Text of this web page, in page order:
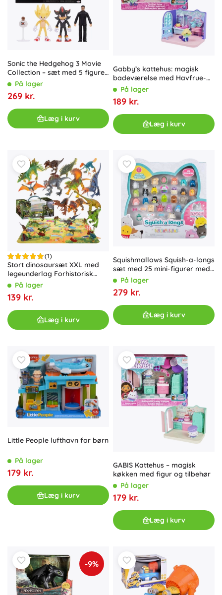
Sonic the Hedgehog 3 Movie
Collection – sæt med 5 figurer
2,5”På lager
269 kr.
Læg i kurv
Gabby’s kattehus: magisk
badeværelse med Havfrue-
katten
På lager
189 kr.
Læg i kurv
(1)
Stort dinosaursæt XXL med
legeunderlag Forhistorisk
verden WOOPIE
På lager
139 kr.
Læg i kurv
Squishmallows Squish-a-longs
sæt med 25 mini-figurer med
tilbehør
På lager
279 kr.
Læg i kurv
Little People lufthavn for børn
På lager
179 kr.
Læg i kurv
GABIS Kattehus – magisk
køkken med figur og tilbehør
På lager
179 kr.
Læg i kurv
-9%